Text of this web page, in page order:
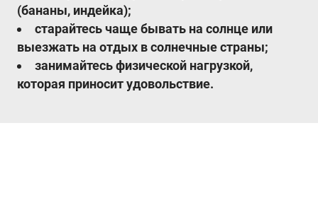
(бананы, индейка);
старайтесь чаще бывать на солнце или
выезжать на отдых в солнечные страны;
занимайтесь физической нагрузкой,
которая приносит удовольствие.